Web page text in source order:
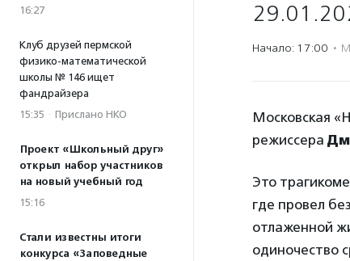
16:27
Клуб друзей пермской
физико-математической
школы № 146 ищет
фандрайзера
15:35 · Прислано НКО
Проект «Школьный друг»
открыл набор участников
на новый учебный год
15:16
Стали известны итоги
конкурса «Заповедные
Начало: 17:00 ·
Московская
режиссера
Это
где провел
отлаженной
одиночество